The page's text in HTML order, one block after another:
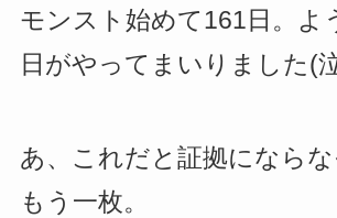
モンスト始めて161日。よ
日がやってまいりました(
あ、これだと証拠になら
もう一枚。